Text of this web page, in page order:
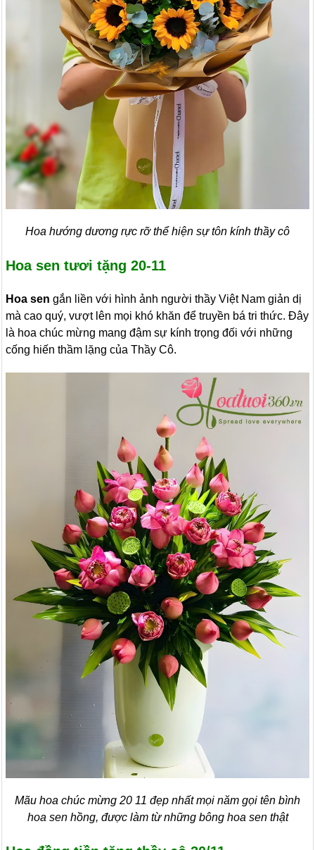
Hoa hướng dương rực rỡ thể hiện sự tôn kính thầy cô
Hoa sen tươi tặng 20-11
Hoa sen gắn liền với hình ảnh người thầy Việt Nam giản dị
mà cao quý, vượt lên mọi khó khăn để truyền bá tri thức. Đây
là hoa chúc mừng mang đậm sự kính trọng đối với những
cống hiến thầm lặng của Thầy Cô.
Mãu hoa chúc mừng 20 11 đẹp nhất mọi năm gọi tên bình
hoa sen hồng, được làm từ những bông hoa sen thật